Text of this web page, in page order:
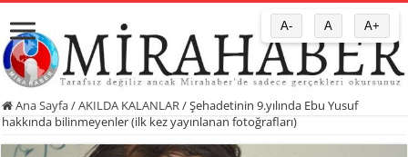
Ana Sayfa/AKILDA KALANLAR /Şehadetinin 9.yılında Ebu Yusuf
hakkında bilinmeyenler (ilk kez yayınlanan fotoğrafları)
A- A A+